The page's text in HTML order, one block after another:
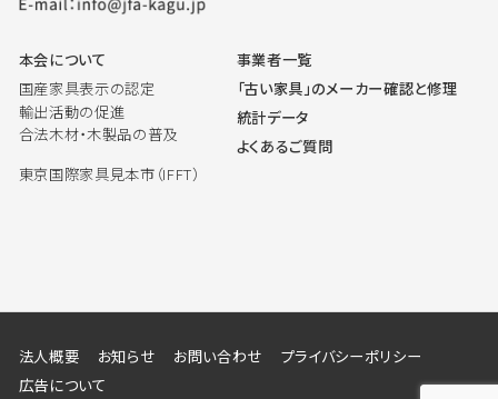
本会について
国産家具表示の認定
輸出活動の促進
合法木材・木製品の普及
東京国際家具見本市（IFFT）
事業者一覧
「古い家具」のメーカー確認と修理
統計データ
よくあるご質問
法人概要 お知らせ お問い合わせ
プライバシーポリシー
広告について